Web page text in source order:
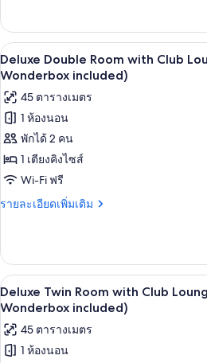
&
Wonderbox
included)
เกี่ยว
กับ
Deluxe
Suite
Room
(Cimer
&
Wonderbox
included)
เปิด
ภาพถ่าย
ทั้งหมด
ของ
Deluxe
Double
Room
with
Access
(Cimer
&
Wonderbox
included)
เครื่
4
Deluxe Double Room with Club
Wonderbox included)
45 ตารางเมตร
1 ห้องนอน
พักได้ 2 คน
1 เตียงคิงไซส์
Wi-Fi ฟรี
รายละเอียดเพิ่มเติม
ราย
เกี่ยว
กับ
Deluxe
Double
with
Club
เปิด
ภาพถ่าย
ทั้งหมด
ของ
เครื่
4
Deluxe Twin Room with Club
Wonderbox included)
45 ตารางเมตร
1 ห้องนอน